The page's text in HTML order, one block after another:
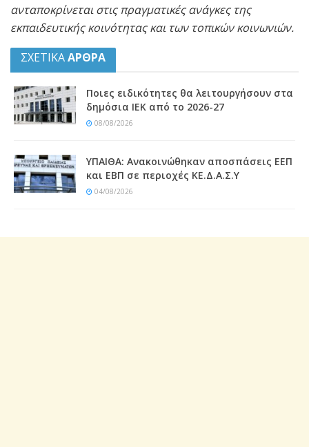
ανταποκρίνεται στις πραγματικές ανάγκες της
εκπαιδευτικής κοινότητας και των τοπικών κοινωνιών.
ΣΧΕΤΙΚΑΑΡΘΡΑ
Ποιες ειδικότητες θα λειτουργήσουν στα
δημόσια ΙΕΚ από το 2026-27
08/08/2026
ΥΠΑΙΘΑ: Ανακοινώθηκαν αποσπάσεις ΕΕΠ
και ΕΒΠ σε περιοχές ΚΕ.Δ.Α.Σ.Υ
04/08/2026